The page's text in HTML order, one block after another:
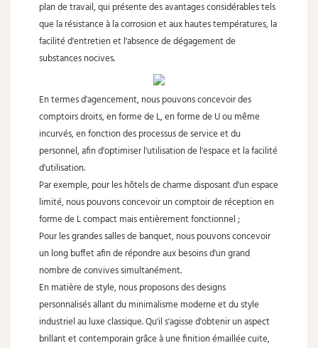
plan de travail, qui présente des avantages considérables tels
que la résistance à la corrosion et aux hautes températures, la
facilité d'entretien et l'absence de dégagement de
substances nocives.
En termes d'agencement, nous pouvons concevoir des
comptoirs droits, en forme de L, en forme de U ou même
incurvés, en fonction des processus de service et du
personnel, afin d'optimiser l'utilisation de l'espace et la facilité
d'utilisation.
Par exemple, pour les hôtels de charme disposant d'un espace
limité, nous pouvons concevoir un comptoir de réception en
forme de L compact mais entièrement fonctionnel ;
Pour les grandes salles de banquet, nous pouvons concevoir
un long buffet afin de répondre aux besoins d'un grand
nombre de convives simultanément.
En matière de style, nous proposons des designs
personnalisés allant du minimalisme moderne et du style
industriel au luxe classique. Qu'il s'agisse d'obtenir un aspect
brillant et contemporain grâce à une finition émaillée cuite,